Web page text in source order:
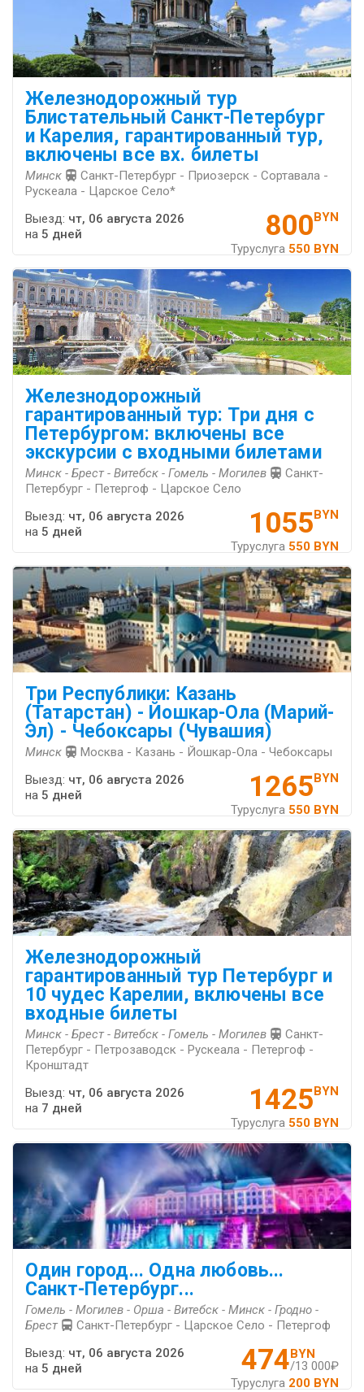
Железнодорожный тур
Блистательный Санкт-Петербург
и Карелия, гарантированный тур,
включены все вх. билеты
Минск
Санкт-Петербург - Приозерск - Сортавала -
Рускеала - Царское Село*
800BYN
Туруслуга 550 BYN
Выезд: чт, 06 августа 2026
на 5 дней
Железнодорожный
гарантированный тур: Три дня с
Петербургом: включены все
экскурсии с входными билетами
Минск - Брест - Витебск - Гомель - Могилев
Санкт-
Петербург - Петергоф - Царское Село
1055BYN
Туруслуга 550 BYN
Выезд: чт, 06 августа 2026
на 5 дней
Три Республики: Казань
(Татарстан) - Йошкар-Ола (Марий-
Эл) - Чебоксары (Чувашия)
Минск Москва - Казань - Йошкар-Ола - Чебоксары
1265BYN
Туруслуга 550 BYN
Выезд: чт, 06 августа 2026
на 5 дней
Железнодорожный
гарантированный тур Петербург и
10 чудес Карелии, включены все
входные билеты
Минск - Брест - Витебск - Гомель - Могилев
Санкт-
Петербург - Петрозаводск - Рускеала - Петергоф -
Кронштадт
1425BYN
Туруслуга 550 BYN
Выезд: чт, 06 августа 2026
на 7 дней
Один город... Одна любовь...
Санкт-Петербург...
Гомель - Могилев - Орша - Витебск - Минск - Гродно -
Брест
Санкт-Петербург - Царское Село - Петергоф
474BYN
/13 000₽
Туруслуга 200 BYN
Выезд: чт, 06 августа 2026
на 5 дней